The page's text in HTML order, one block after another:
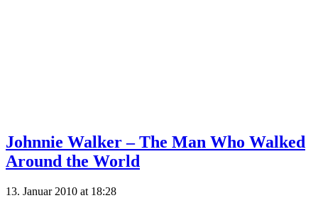
Johnnie Walker – The Man Who Walked
Around the World
13. Januar 2010 at 18:28